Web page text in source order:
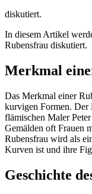
diskutiert.
In diesem Artikel
Rubensfrau diskutiert.
Merkmal
Das Merkmal einer
kurvigen Formen. Der
flämischen Maler
Gemälden oft Frauen
Rubensfrau wird als
Kurven ist und ihre
Geschichte